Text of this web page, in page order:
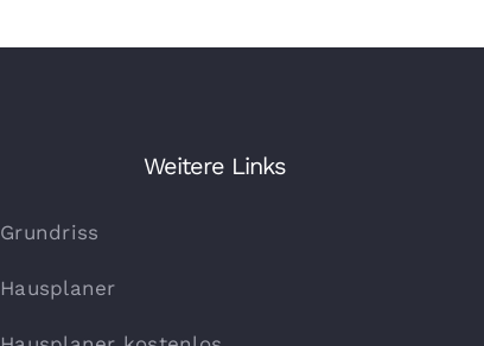
Weitere Links
Grundriss
Hausplaner